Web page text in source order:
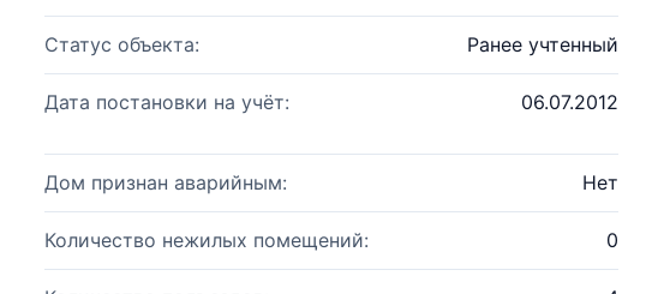
Статус объекта: Ранее учтенный
Дата постановки на учёт: 06.07.2012
Дом признан аварийным: Нет
Количество нежилых помещений: 0